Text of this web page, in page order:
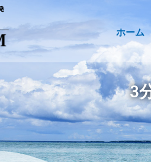
ホーム
3